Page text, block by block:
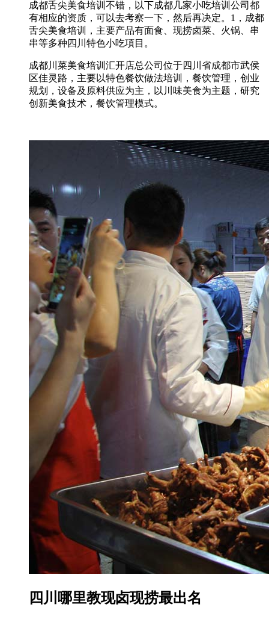
成都舌尖美食培训不错，以下成都几家小吃培训公司都
有相应的资质，可以去考察一下，然后再决定。1，成都
舌尖美食培训，主要产品有面食、现捞卤菜、火锅、串
串等多种四川特色小吃項目。
成都川菜美食培训汇开店总公司位于四川省成都市武侯
区佳灵路，主要以特色餐饮做法培训，餐饮管理，创业
规划，设备及原料供应为主，以川味美食为主题，研究
创新美食技术，餐饮管理模式。
四川哪里教现卤现捞最出名